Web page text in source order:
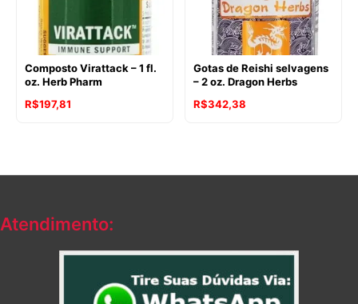
Composto Virattack – 1 fl.
oz. Herb Pharm
R$197,81
Gotas de Reishi selvagens
– 2 oz. Dragon Herbs
R$342,38
Atendimento: